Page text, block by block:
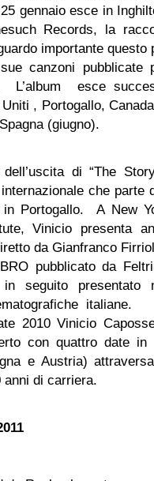
gennaio esce in
Records, la
importante
canzoni pubblicate
L’album esce
, Portogallo,
(giugno).
di “The
che parte
Portogallo. A New
Vinicio presenta
da Gianfranco
pubblicato da
in seguito presentato
italiane.
2010 Vinicio
con quattro date
e Austria)
anni di carriera.